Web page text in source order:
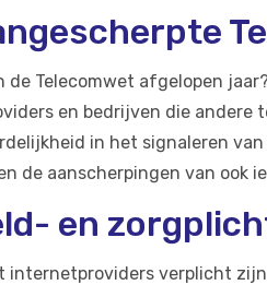
de Telecomwet afgelopen
en bedrijven die andere
in het signaleren
de aanscherpingen van ook
en
verplicht